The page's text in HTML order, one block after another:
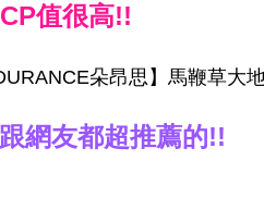
CP值很高!!
朵昂思】馬鞭草大
網友都超推薦的!!